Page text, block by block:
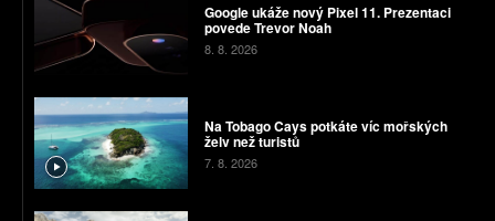
Google ukáže nový Pixel 11. Prezentaci
povede Trevor Noah
8. 8. 2026
Na Tobago Cays potkáte víc mořských
želv než turistů
7. 8. 2026